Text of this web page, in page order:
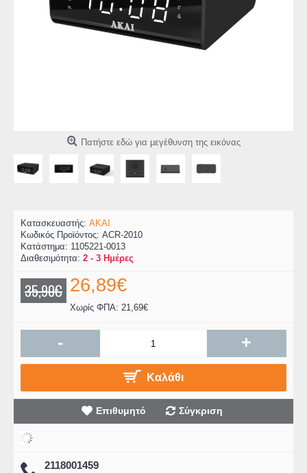
Πατήστε εδώ για μεγέθυνση της εικόνας
Κατασκευαστής: AKAI
Κωδικός Προϊόντος: ACR-2010
Κατάστημα: 1105221-0013
Διαθεσιμότητα: 2 - 3 Ημέρες
35,90€ 26,89€
Χωρίς ΦΠΑ: 21,69€
- +
Καλάθι
Επιθυμητό Σύγκριση
2118001459